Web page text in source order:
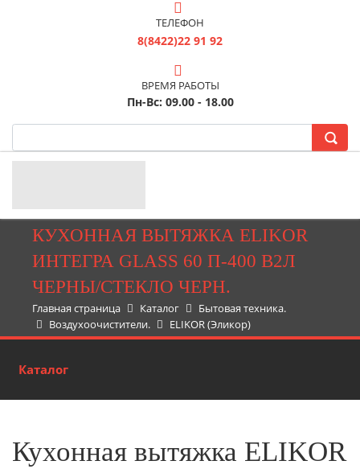
ТЕЛЕФОН
8(8422)22 91 92
ВРЕМЯ РАБОТЫ
Пн-Вс: 09.00 - 18.00
КУХОННАЯ ВЫТЯЖКА ELIKOR
ИНТЕГРА GLASS 60 П-400 В2Л
ЧЕРНЫ/СТЕКЛО ЧЕРН.
Главная страница Каталог
Бытовая техника.
Воздухоочистители.
ELIKOR (Эликор)
Каталог
Кухонная вытяжка ELIKOR